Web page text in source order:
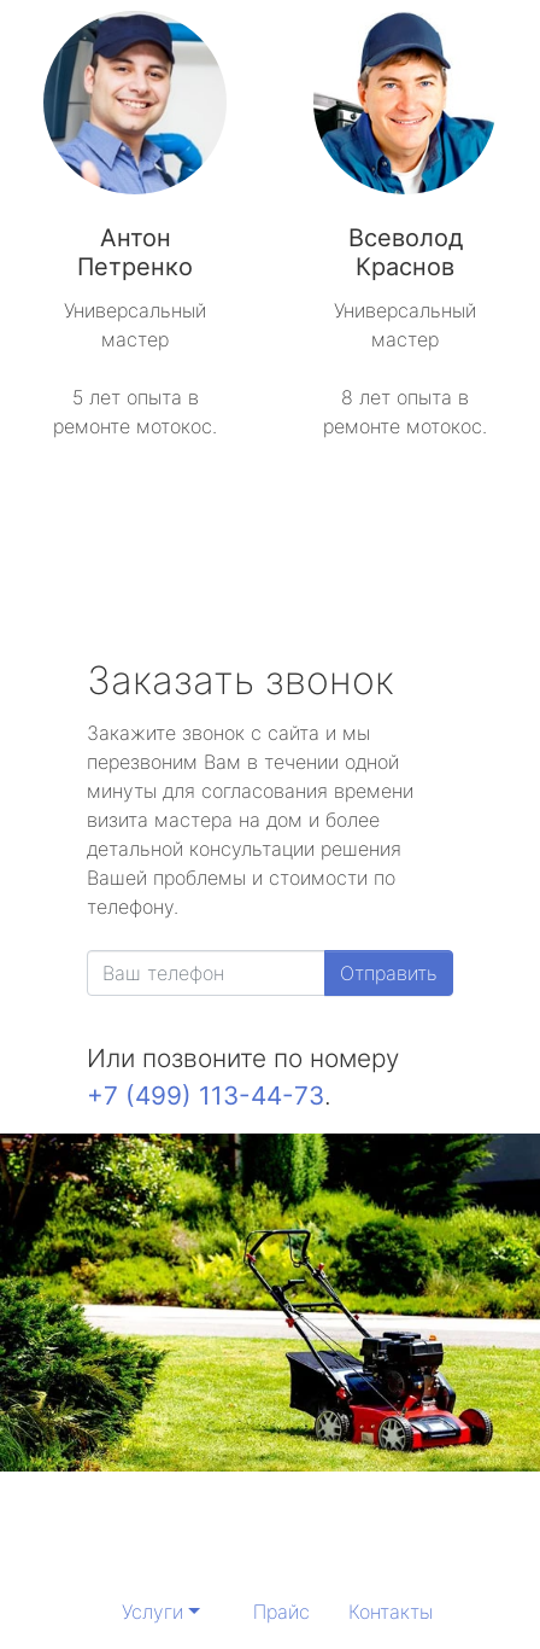
Антон
Петренко
Универсальный
мастер
5 лет опыта в
ремонте мотокос.
Всеволод
Краснов
Универсальный
мастер
8 лет опыта в
ремонте мотокос.
Заказать звонок
Закажите звонок с сайта и мы
перезвоним Вам в течении одной
минуты для согласования времени
визита мастера на дом и более
детальной консультации решения
Вашей проблемы и стоимости по
телефону.
Отправить
Или позвоните по номеру
+7 (499) 113-44-73.
Услуги Прайс
Контакты